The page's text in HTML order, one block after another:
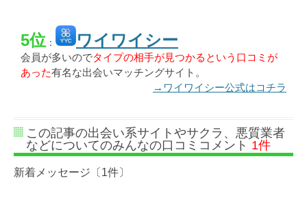
5位 ： ワイワイシー
会員が多いのでタイプの相手が見つかるという口コミが
あった有名な出会いマッチングサイト。
→ワイワイシー公式はコチラ
この記事の出会い系サイトやサクラ、悪質業者
などについてのみんなの口コミコメント 1件
新着メッセージ〔1件〕